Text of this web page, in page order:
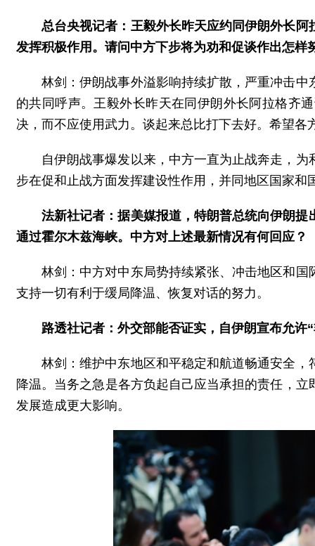
总台央视记者：王毅外长昨天应约同伊朗外长
发挥积极作用。请问中方下步将为劝和促谈作出怎样
林剑：伊朗战事外溢影响持续扩散，严重冲击
的共同呼声。王毅外长昨天在同伊朗外长阿拉格齐
决，而不应使用武力。谈起来总比打下去好。希望
自伊朗战事爆发以来，中方一直为止战奔走，
步在促和止战方面发挥建设性作用，并同地区国家
法新社记者：据美媒报道，特朗普总统向伊朗
通过霍尔木兹海峡。中方对上述最新情况有何回应？
林剑：中方对中东局势持续紧张、冲击地区和
支持一切有利于缓局降温、恢复对话的努力。
路透社记者：外交部能否证实，自伊朗宣布允
林剑：维护中东地区和平稳定和航道畅通安全
降温。当务之急是各方负起自己应当承担的责任，
发展造成更大影响。